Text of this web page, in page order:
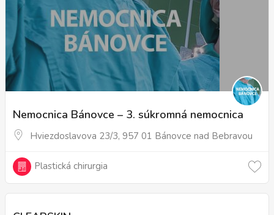
Nemocnica Bánovce – 3. súkromná nemocnica
Hviezdoslavova 23/3, 957 01 Bánovce nad Bebravou
Plastická chirurgia